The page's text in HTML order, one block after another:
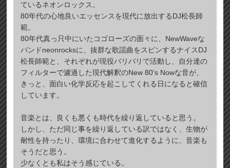
ているネオンロックス。
80年代の心地良いエッセンスを現代に放出するDJ松長師
範。
80年代真っ只中にいたコゴローズの面々に、NewWaveな
バンドneonrocksに、抜群な歌謡曲をスピンするナイスDJ
松長師範と、それぞれが現役バリバリで活動し、自分達の
フィルターで濾過した現代解釈のNew 80's Nowな音が、
きっと、面白い化学反応を起こしてくれる日になると確信
しています。
音楽とは、良くも悪くも時代を繰り返していると思う。
しかし、ただ同じ事を繰り返している訳ではなく、生物が
耐性を持ったり、環境に合わせて進化するように、音楽も
そうだと思う。
少なくとも私はそう感じている。